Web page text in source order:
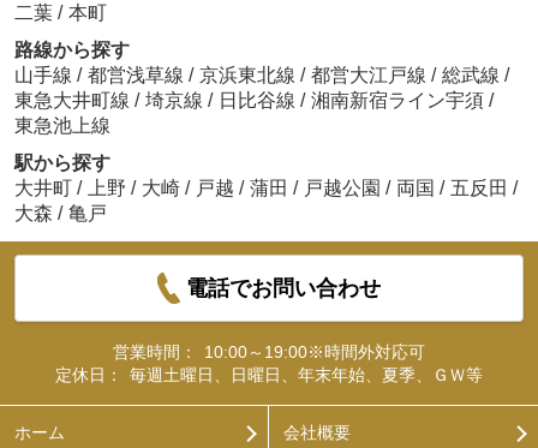
二葉 / 本町
路線から探す
山手線 / 都営浅草線 / 京浜東北線 / 都営大江戸線 / 総武線 /
東急大井町線 / 埼京線 / 日比谷線 / 湘南新宿ライン宇須 /
東急池上線
駅から探す
大井町 / 上野 / 大崎 / 戸越 / 蒲田 / 戸越公園 / 両国 / 五反田 /
大森 / 亀戸
電話でお問い合わせ
営業時間：
10:00～19:00※時間外対応可
定休日：
毎週土曜日、日曜日、年末年始、夏季、ＧＷ等
ホーム 会社概要